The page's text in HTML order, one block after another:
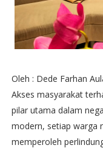
Oleh : Dede Farhan
Akses masyarakat
pilar utama dalam
modern, setiap warga
memperoleh